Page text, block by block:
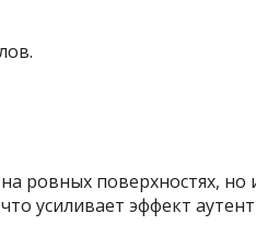
ровных поверхностях, но
усиливает эффект